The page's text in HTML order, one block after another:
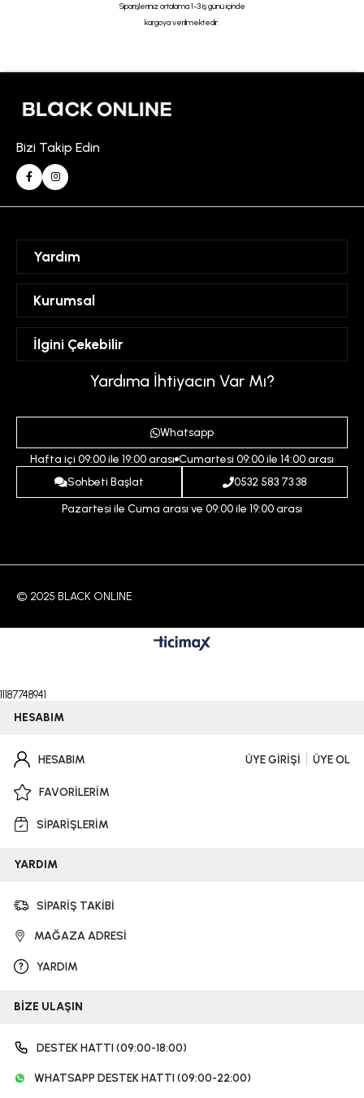
Siparişleriniz ortalama 1-3 iş günü içinde
kargoya verilmektedir.
Bizi Takip Edin
Yardım
Hesabım
Favorilerim
Kurumsal
Mesafeli Satış Sözleşmesi
Üyelik Sözleşmesi
Gizlilik ve Güvenlik Politikası
Ödeme ve Teslimat Koşulları
İptal ve İade Koşulları
İlgini Çekebilir
İndirim
Yardıma İhtiyacın Var Mı?
Whatsapp
Hafta içi 09:00 ile 19:00 arası Cumartesi 09:00 ile 14:00 arası
Sohbeti Başlat
0532 583 73 38
Pazartesi ile Cuma arası ve 09:00 ile 19:00 arası
© 2025 BLACK ONLINE
11187748941
HESABIM
HESABIM ÜYE GİRİŞİ ÜYE OL
FAVORİLERİM
SİPARİŞLERİM
YARDIM
SİPARİŞ TAKİBİ
MAĞAZA ADRESİ
YARDIM
BİZE ULAŞIN
DESTEK HATTI (09:00-18:00)
WHATSAPP DESTEK HATTI (09:00-22:00)